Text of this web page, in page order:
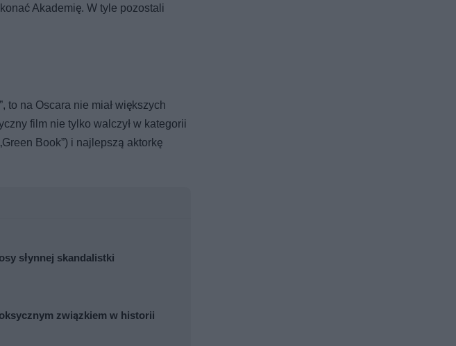
Akademię. W tyle pozostali
to na Oscara nie miał większych
film nie tylko walczył w kategorii
Book”) i najlepszą aktorkę
słynnej skandalistki
związkiem w historii